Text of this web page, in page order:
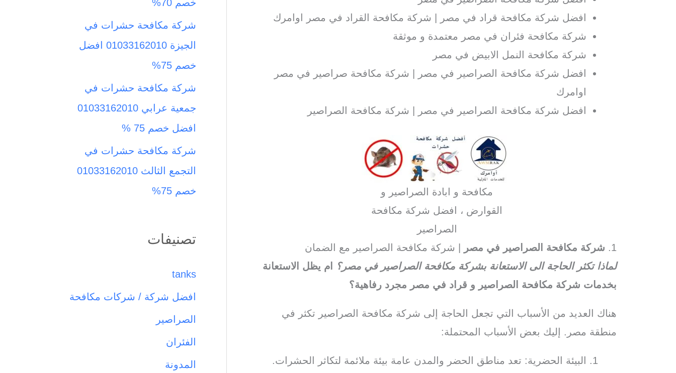
افضل شركة مكافحة قراد في مصر | شركة مكافحة القراد في مصر اوامرك
شركة مكافحة فئران في مصر معتمدة و موثقة
شركة مكافحة النمل الابيض في مصر
افضل شركة مكافحة الصراصير في مصر | شركة مكافحة صراصير في مصر
اوامرك
افضل شركة مكافحة الصراصير في مصر | شركة مكافحة الصراصير
مكافحة و ابادة الصراصير و
القوارض ، افضل شركة مكافحة
الصراصير
1.
شركة مكافحة الصراصير في مصر
| شركة مكافحة الصراصير مع الضمان
لماذا تكثر الحاجة الى الاستعانة بشركة مكافحة الصراصير في مصر؟
ام يظل الاستعانة
بخدمات شركة مكافحة الصراصير و قراد في مصر مجرد رفاهية؟
هناك العديد من الأسباب التي تجعل الحاجة إلى شركة مكافحة الصراصير تكثر في
منطقة مصر. إليك بعض الأسباب المحتملة:
البيئة الحضرية: تعد مناطق الحضر والمدن عامة بيئة ملائمة لتكاثر الحشرات.
خصم 70%
شركة مكافحة حشرات في
الجيزة 01033162010 افضل
خصم 75%
شركة مكافحة حشرات في
جمعية عرابي 01033162010
افضل خصم 75 %
شركة مكافحة حشرات في
التجمع الثالث 01033162010
خصم 75%
تصنيفات
tanks
افضل شركة / شركات مكافحة
الصراصير
الفئران
المدونة